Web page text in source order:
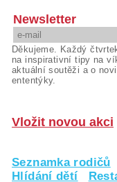
Newsletter
Děkujeme. Každý
na inspirativní tipy na
aktuální soutěži a o
ententýky.
Vložit novou akci
Seznamka rodičů
Hlídání dětí